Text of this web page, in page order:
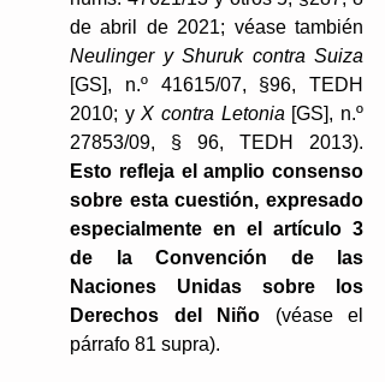
[GS], n.º 41615/07, §96, TEDH
2010; y X contra Letonia [GS], n.º
Esto refleja el amplio consenso
sobre esta cuestión, expresado
especialmente en el artículo 3
de la Convención de las
Naciones Unidas sobre los
Derechos del Niño (véase el
párrafo 81 supra).